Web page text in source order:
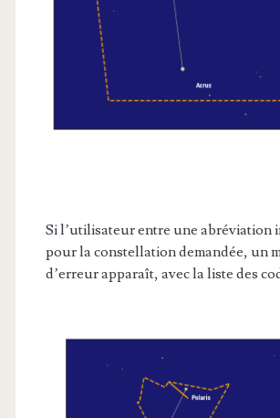
Si l’utilisateur entre une abréviation
pour la constellation demandée, un
d’erreur apparaît, avec la liste des